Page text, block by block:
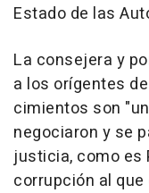
Estado de las
La consejera y
a los orígentes
cimientos son
negociaron y se
justicia, como es
corrupción al